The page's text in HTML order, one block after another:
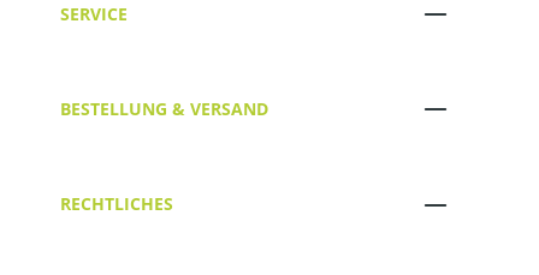
SERVICE
BESTELLUNG & VERSAND
RECHTLICHES